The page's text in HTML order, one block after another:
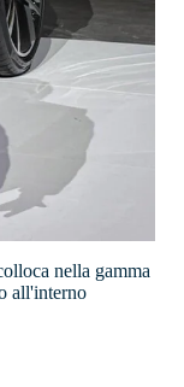
nella gamma
all'interno